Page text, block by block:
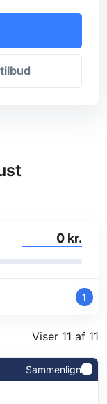
kr.
1
Viser 11 af 11
Sammenlign